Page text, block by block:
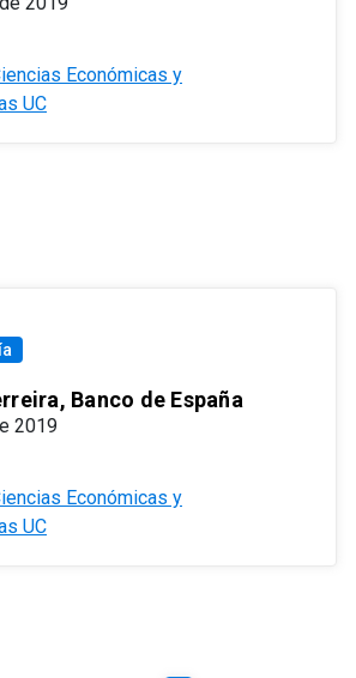
Económicas y
UC
Banco de España
2019
Económicas y
UC